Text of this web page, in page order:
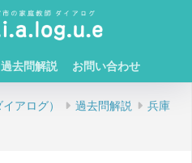
過去問解説 お問い合わせ
過去問解説
兵庫